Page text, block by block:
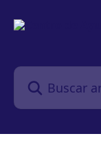
Buscar artículos...